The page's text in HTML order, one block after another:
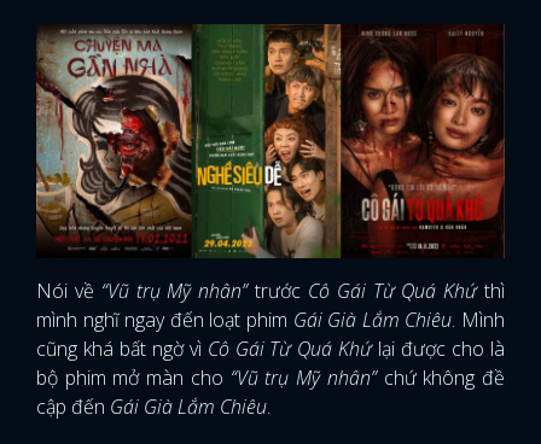
Nói về “Vũ trụ Mỹ nhân”trước Cô Gái Từ Quá Khứthì
mình nghĩ ngay đến loạt phim Gái Già Lắm Chiêu. Mình
cũng khá bất ngờ vì Cô Gái Từ Quá Khứ lại được cho là
bộ phim mở màn cho “Vũ trụ Mỹ nhân” chứ không đề
cập đến Gái Già Lắm Chiêu.